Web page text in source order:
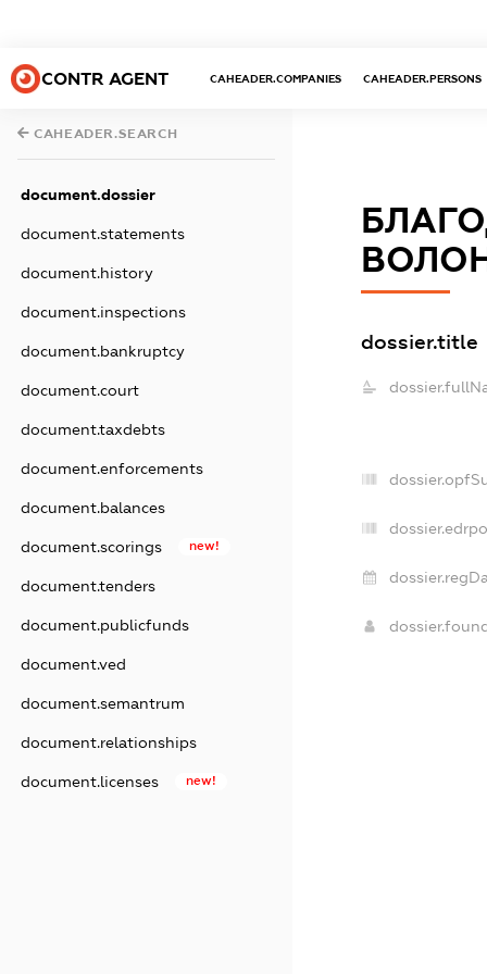
CONTR AGENT CAHEADER.COMPANIES CAHEADER.PERSONS
CAHEADER.SEARCH
document.dossier
document.statements
document.history
document.inspections
document.bankruptcy
document.court
document.taxdebts
document.enforcements
document.balances
document.scorings new!
document.tenders
document.publicfunds
document.ved
document.semantrum
document.relationships
document.licenses new!
dossier.title